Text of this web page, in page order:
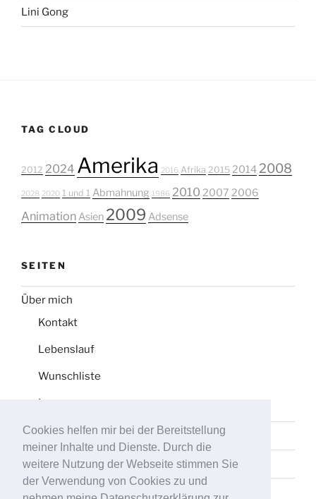
Cookies helfen mir bei der Bereitstellung
meiner Inhalte und Dienste. Durch die
weitere Nutzung der Webseite stimmen Sie
der Verwendung von Cookies zu und
Lini Gong
TAG CLOUD
2012 2024 Amerika 2016 Afrika 2015 2014 2008
2028 2020 1 und 1 Abmahnung 1986 2010 2007 2006
Animation Asien 2009 Adsense
SEITEN
Über mich
Kontakt
Lebenslauf
Wunschliste
Impressum
Datenschutz
Tag-Liste
Sitemap